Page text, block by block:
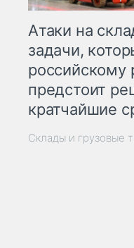
Атаки на
задачи,
российскому
предстоит
кратчайшие
Склады и грузовые